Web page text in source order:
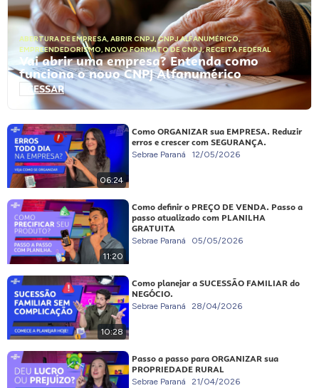
ABERTURA DE EMPRESA, ABRIR CNPJ,CNPJ ALFANUMÉRICO,
EMPREENDEDORISMO, NOVO FORMATO DE CNPJ,RECEITA FEDERAL
Vai abrir uma empresa? Entenda como
funciona o novo CNPJ Alfanumérico
ACESSAR
06:24
Como ORGANIZAR sua EMPRESA. Reduzir
erros e crescer com SEGURANÇA.
Sebrae Paraná 12/05/2026
11:20
Como definir o PREÇO DE VENDA. Passo a
passo atualizado com PLANILHA
GRATUITA
Sebrae Paraná 05/05/2026
10:28
Como planejar a SUCESSÃO FAMILIAR do
NEGÓCIO.
Sebrae Paraná 28/04/2026
Passo a passo para ORGANIZAR sua
PROPRIEDADE RURAL
Sebrae Paraná 21/04/2026